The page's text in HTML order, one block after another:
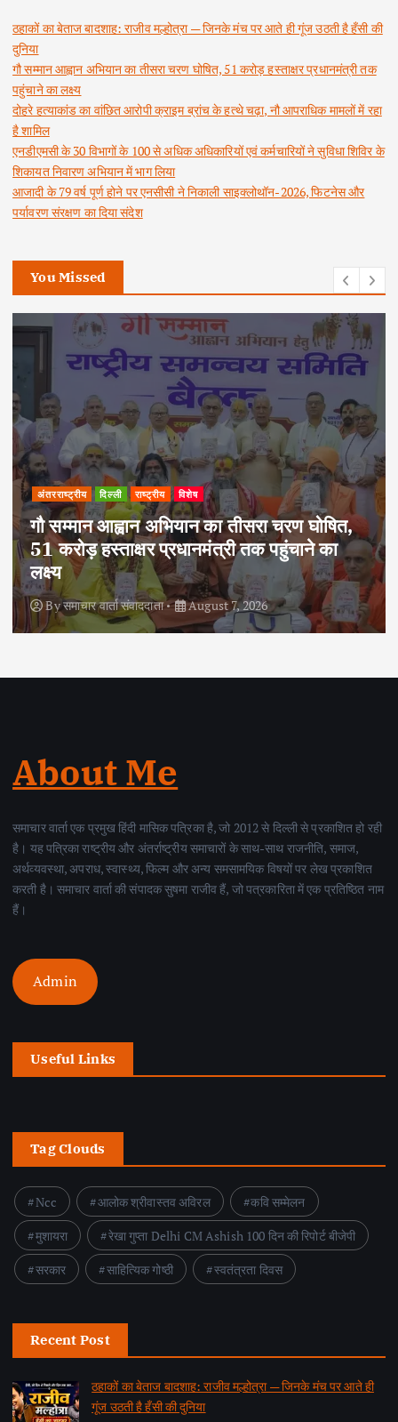
ठहाकों का बेताज बादशाह: राजीव मल्होत्रा — जिनके मंच पर आते ही गूंज उठती है हँसी की
दुनिया
गौ सम्मान आह्वान अभियान का तीसरा चरण घोषित, 51 करोड़ हस्ताक्षर प्रधानमंत्री तक
पहुंचाने का लक्ष्य
दोहरे हत्याकांड का वांछित आरोपी क्राइम ब्रांच के हत्थे चढ़ा, नौ आपराधिक मामलों में रहा
है शामिल
एनडीएमसी के 30 विभागों के 100 से अधिक अधिकारियों एवं कर्मचारियों ने सुविधा शिविर के
शिकायत निवारण अभियान में भाग लिया
आजादी के 79 वर्ष पूर्ण होने पर एनसीसी ने निकाली साइक्लोथॉन-2026, फिटनेस और
पर्यावरण संरक्षण का दिया संदेश
You Missed
अपराध दिल्ली राष्ट्रीय
दोहरे हत्याकांड का वांछित आरोपी क्राइम ब्रांच के
हत्थे चढ़ा, नौ आपराधिक मामलों में रहा है शामिल
Byसमाचार वार्ता संवाददाता August 6, 2026
About Me
समाचार वार्ता एक प्रमुख हिंदी मासिक पत्रिका है, जो 2012 से दिल्ली से प्रकाशित हो रही
है। यह पत्रिका राष्ट्रीय और अंतर्राष्ट्रीय समाचारों के साथ-साथ राजनीति, समाज,
अर्थव्यवस्था, अपराध, स्वास्थ्य, फिल्म और अन्य समसामयिक विषयों पर लेख प्रकाशित
करती है। समाचार वार्ता की संपादक सुषमा राजीव हैं, जो पत्रकारिता में एक प्रतिष्ठित नाम
हैं।
Admin
Useful Links
Tag Clouds
Ncc आलोक श्रीवास्तव अविरल
कवि सम्मेलन
मुशायरा
रेखा गुप्ता Delhi CM Ashish 100 दिन की रिपोर्ट बीजेपी
सरकार
साहित्यिक गोष्ठी स्वतंत्रता दिवस
Recent Post
ठहाकों का बेताज बादशाह: राजीव मल्होत्रा — जिनके मंच पर आते ही
गूंज उठती है हँसी की दुनिया